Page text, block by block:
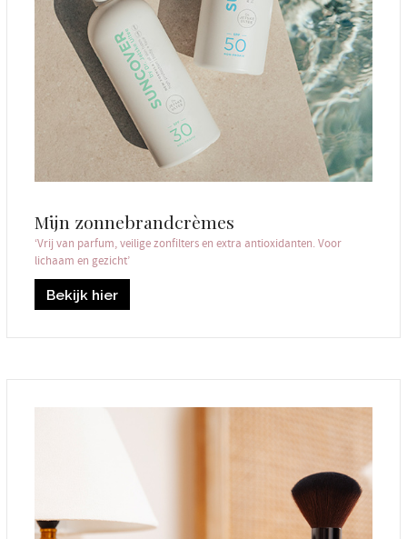
Mijn zonnebrandcrèmes
‘Vrij van parfum, veilige zonfilters en extra antioxidanten. Voor
lichaam en gezicht’
Bekijk hier